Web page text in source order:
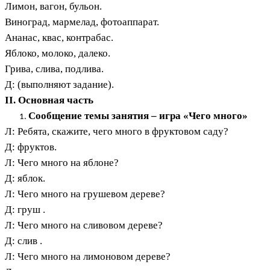
Лимон, вагон, бульон.
Виноград, мармелад, фотоаппарат.
Ананас, квас, контрабас.
Яблоко, молоко, далеко.
Грива, слива, подлива.
Д: (выполняют задание).
II. Основная часть
Сообщение темы занятия – игра «Чего много»
Л: Ребята, скажите, чего много в фруктовом саду?
Д: фруктов.
Л: Чего много на яблоне?
Д: яблок.
Л: Чего много на грушевом дереве?
Д: груш .
Л: Чего много на сливовом дереве?
Д: слив .
Л: Чего много на лимоновом дереве?